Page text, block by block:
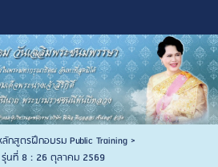
ลักสูตรฝึกอบรม Public Training>
รุ่นที่ 8 : 26 ตุลาคม 2569